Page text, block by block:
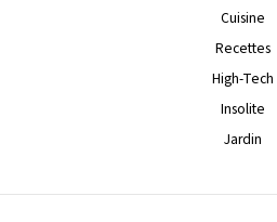
Cuisine
Recettes
High-Tech
Insolite
Jardin